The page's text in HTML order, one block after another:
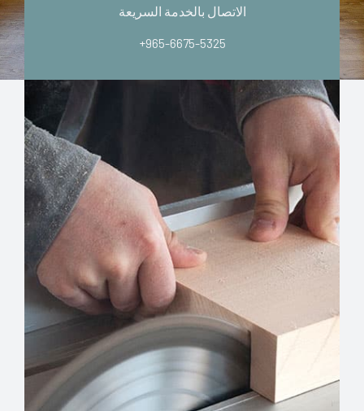
الاتصال بالخدمة السريعة
+965-6675-5325